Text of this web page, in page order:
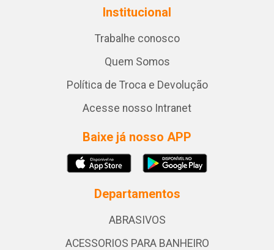
Institucional
Trabalhe conosco
Quem Somos
Política de Troca e Devolução
Acesse nosso Intranet
Baixe já nosso APP
Departamentos
ABRASIVOS
ACESSORIOS PARA BANHEIRO